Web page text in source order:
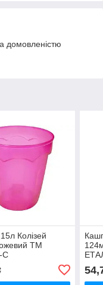
домовленістю
Колізей
ТМ
С